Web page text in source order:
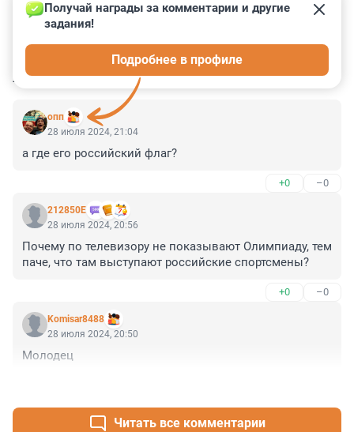
КОММЕНТАРИИ 3
опп
Получай награды за комментарии и другие
задания!
Подробнее в профиле
28 июля 2024, 21:04
а где его российский флаг?
+0 –0
212850Е
28 июля 2024, 20:56
Почему по телевизору не показывают Олимпиаду, тем
паче, что там выступают российские спортсмены?
+0 –0
Komisar8488
28 июля 2024, 20:50
Молодец
Читать все комментарии